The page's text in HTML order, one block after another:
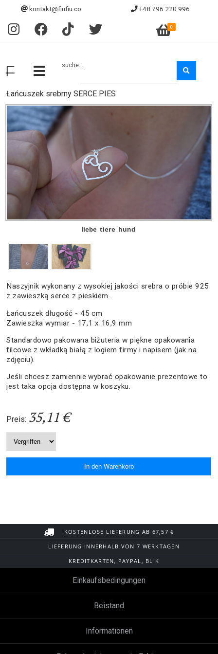
kontakt@fiufiu.co +48 796 220 996
0
suche...
Łańcuszek srebrny SERCE PIES
liebe tiere hund
Naszyjnik wykonany z wysokiej jakości srebra o próbie 925
z zawieszką serce z pieskiem.
Łańcuszek długość - 45 cm
Zawieszka wymiar - 17,1 x 16,9 mm
Standardowo pakowana biżuteria w piękne opakowania
filcowe z wkładką białą z logiem firmy i napisem (jak na
zdjęciu).
Jeśli chcesz zamiennie wybrać opakowanie prezentowe to
jest taka opcja dostępna w koszyku.
Preis: 35,11 €
KOSTENLOSE LIEFERUNG AB 67,57 €
LIEFERUNG INNERHALB VON 7 WERKTAGEN
KREDITKARTEN, PAYPAL, BLIK
Einkaufsbedingungen
Beistand
Informationen